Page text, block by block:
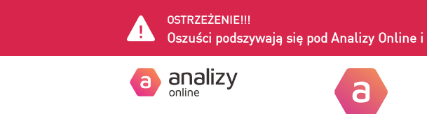
OSTRZEŻENIE!!!
Oszuści podszywają się pod Analizy Online